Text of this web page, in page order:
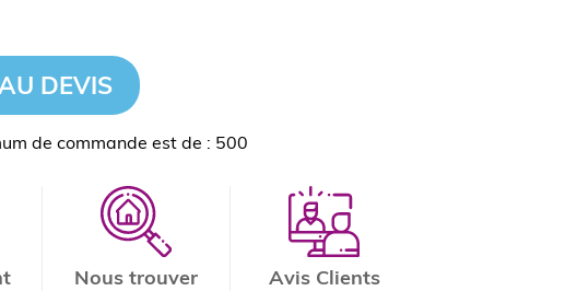
DEVIS
de commande est de : 500
Nous trouver Avis Clients